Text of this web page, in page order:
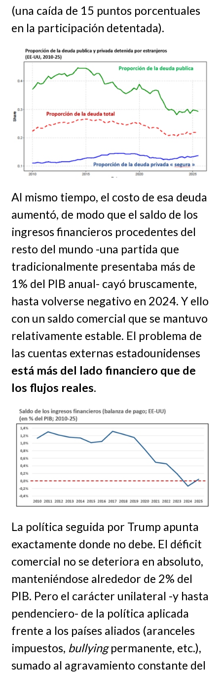
(una caída de 15 puntos porcentuales
en la participación detentada).
Al mismo tiempo, el costo de esa deuda
aumentó, de modo que el saldo de los
ingresos financieros procedentes del
resto del mundo -una partida que
tradicionalmente presentaba más de
1% del PIB anual- cayó bruscamente,
hasta volverse negativo en 2024. Y ello
con un saldo comercial que se mantuvo
relativamente estable. El problema de
las cuentas externas estadounidenses
está más del lado financiero que de
los flujos reales.
La política seguida por Trump apunta
exactamente donde no debe. El déficit
comercial no se deteriora en absoluto,
manteniéndose alrededor de 2% del
PIB. Pero el carácter unilateral -y hasta
pendenciero- de la política aplicada
frente a los países aliados (aranceles
impuestos, bullyingpermanente, etc.),
sumado al agravamiento constante del